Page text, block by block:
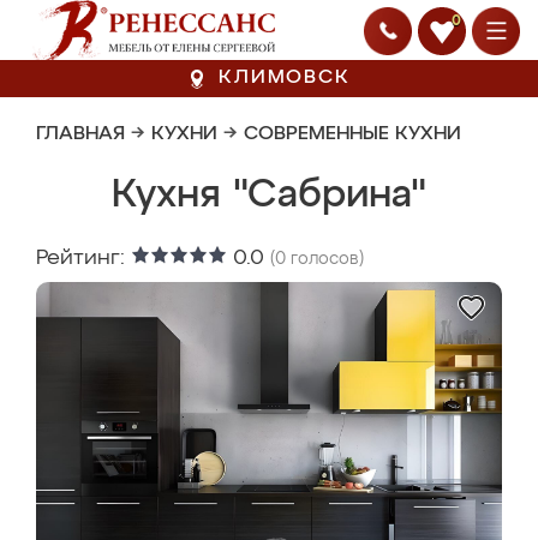
0
КЛИМОВСК
ГЛАВНАЯ → КУХНИ → СОВРЕМЕННЫЕ КУХНИ
Кухня "Сабрина"
Рейтинг: 0.0 (0 голосов)